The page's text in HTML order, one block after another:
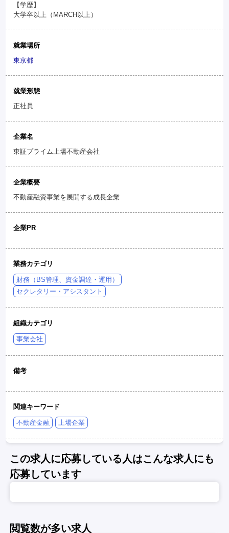
【学歴】
大学卒以上（MARCH以上）
就業場所
東京都
就業形態
正社員
企業名
東証プライム上場不動産会社
企業概要
不動産融資事業を展開する成長企業
企業PR
業務カテゴリ
財務（BS管理、資金調達・運用）
セクレタリー・アシスタント
組織カテゴリ
事業会社
備考
関連キーワード
不動産金融 上場企業
この求人に応募している人はこんな求人にも
応募しています
閲覧数が多い求人